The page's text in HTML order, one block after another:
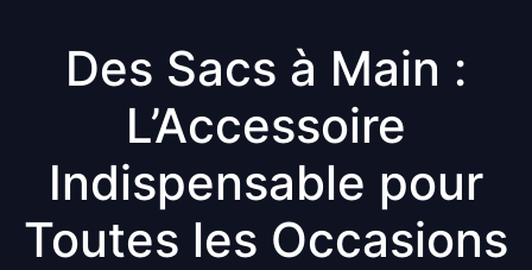
Des Sacs à Main :
L’Accessoire
Indispensable pour
Toutes les Occasions